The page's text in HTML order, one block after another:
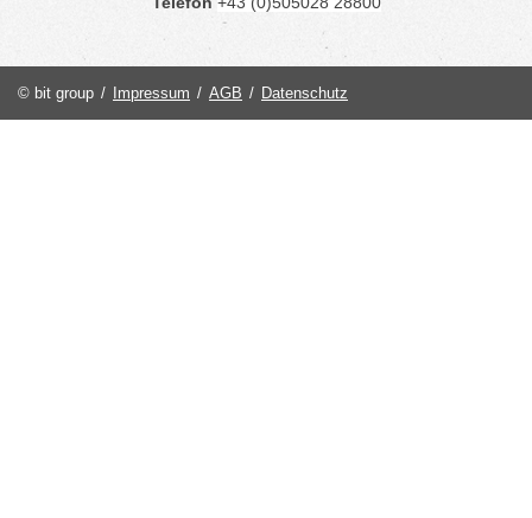
© bit group / Impressum / AGB / Datenschutz